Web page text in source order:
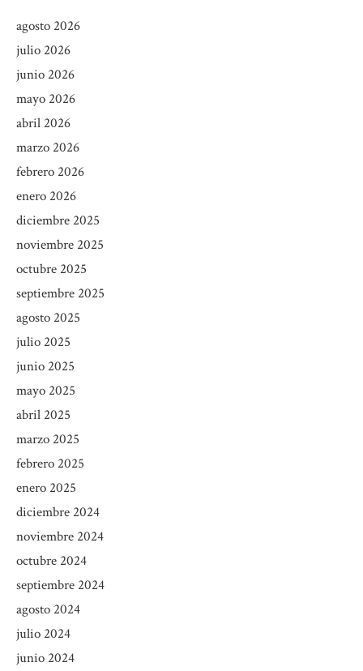
agosto 2026
julio 2026
junio 2026
mayo 2026
abril 2026
marzo 2026
febrero 2026
enero 2026
diciembre 2025
noviembre 2025
octubre 2025
septiembre 2025
agosto 2025
julio 2025
junio 2025
mayo 2025
abril 2025
marzo 2025
febrero 2025
enero 2025
diciembre 2024
noviembre 2024
octubre 2024
septiembre 2024
agosto 2024
julio 2024
junio 2024